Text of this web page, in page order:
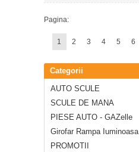
Pagina:
1 2 3 4 5 6
Categorii
AUTO SCULE
SCULE DE MANA
PIESE AUTO - GAZelle
Girofar Rampa Iuminoasa
PROMOTII